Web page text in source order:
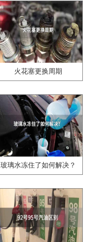
火花塞更换周期
玻璃水冻住了如何解决？